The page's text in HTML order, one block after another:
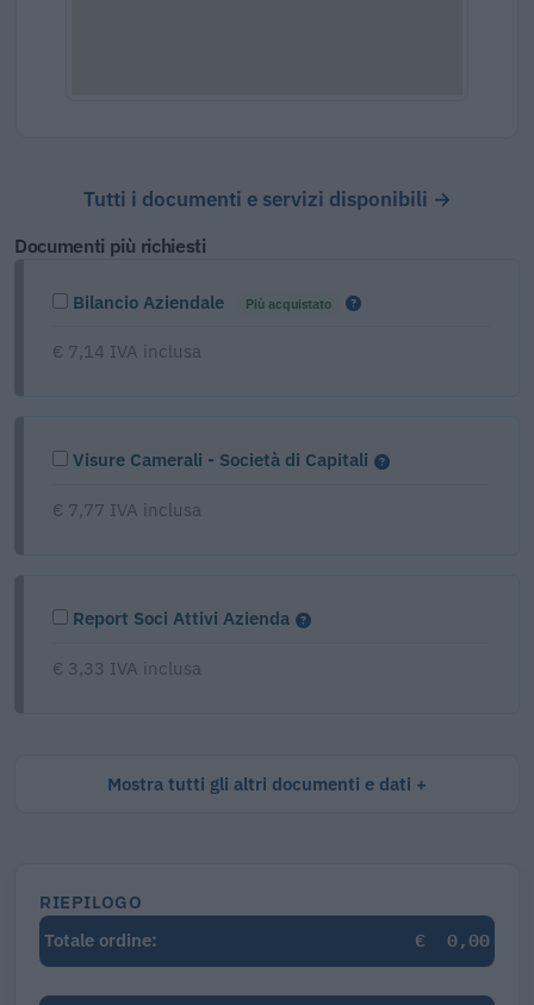
Tutti i documenti e servizi disponibili →
Documenti più richiesti
Bilancio Aziendale Più acquistato
€ 7,14 IVA inclusa
Visure Camerali - Società di Capitali
€ 7,77 IVA inclusa
Report Soci Attivi Azienda
€ 3,33 IVA inclusa
Mostra tutti gli altri documenti e dati
RIEPILOGO
Totale ordine:
€ 0,00